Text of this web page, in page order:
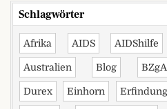
Schlagwörter
Afrika AIDS AIDShilfe
Australien Blog BZgA
Durex Einhorn Erfindung